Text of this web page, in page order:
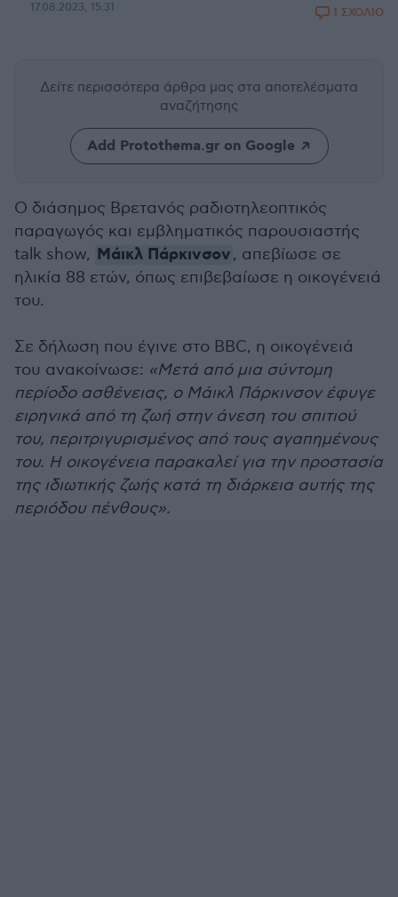
17.08.2023, 15:31 1 ΣΧΟΛΙΟ
Δείτε περισσότερα άρθρα μας στα αποτελέσματα
αναζήτησης
Add Protothema.gr on Google
Ο διάσημος Βρετανός ραδιοτηλεοπτικός
παραγωγός και εμβληματικός παρουσιαστής
talk show, Μάικλ Πάρκινσον, απεβίωσε σε
ηλικία 88 ετών, όπως επιβεβαίωσε η οικογένειά
του.
Σε δήλωση που έγινε στο BBC, η οικογένειά
του ανακοίνωσε: «Μετά από μια σύντομη
περίοδο ασθένειας, ο Μάικλ Πάρκινσον έφυγε
ειρηνικά από τη ζωή στην άνεση του σπιτιού
του, περιτριγυρισμένος από τους αγαπημένους
του. Η οικογένεια παρακαλεί για την προστασία
της ιδιωτικής ζωής κατά τη διάρκεια αυτής της
περιόδου πένθους».